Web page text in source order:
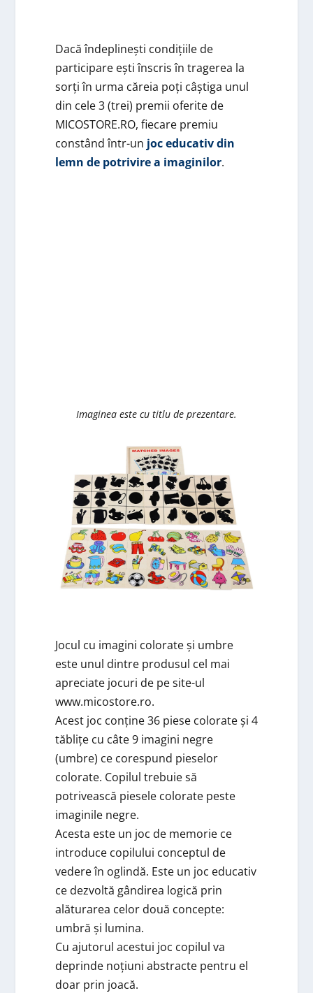
Dacă îndeplinești condițiile de
participare ești înscris în tragerea la
sorți în urma căreia poți câștiga unul
din cele 3 (trei) premii oferite de
MICOSTORE.RO, fiecare premiu
constând într-un joc educativ din
lemn de potrivire a imaginilor.
Imaginea este cu titlu de prezentare.
Jocul cu imagini colorate și umbre
este unul dintre produsul cel mai
apreciate jocuri de pe site-ul
www.micostore.ro.
Acest joc conține 36 piese colorate și 4
tăblițe cu câte 9 imagini negre
(umbre) ce corespund pieselor
colorate. Copilul trebuie să
potrivească piesele colorate peste
imaginile negre.
Acesta este un joc de memorie ce
introduce copilului conceptul de
vedere în oglindă. Este un joc educativ
ce dezvoltă gândirea logică prin
alăturarea celor două concepte:
umbră și lumina.
Cu ajutorul acestui joc copilul va
deprinde noțiuni abstracte pentru el
doar prin joacă.